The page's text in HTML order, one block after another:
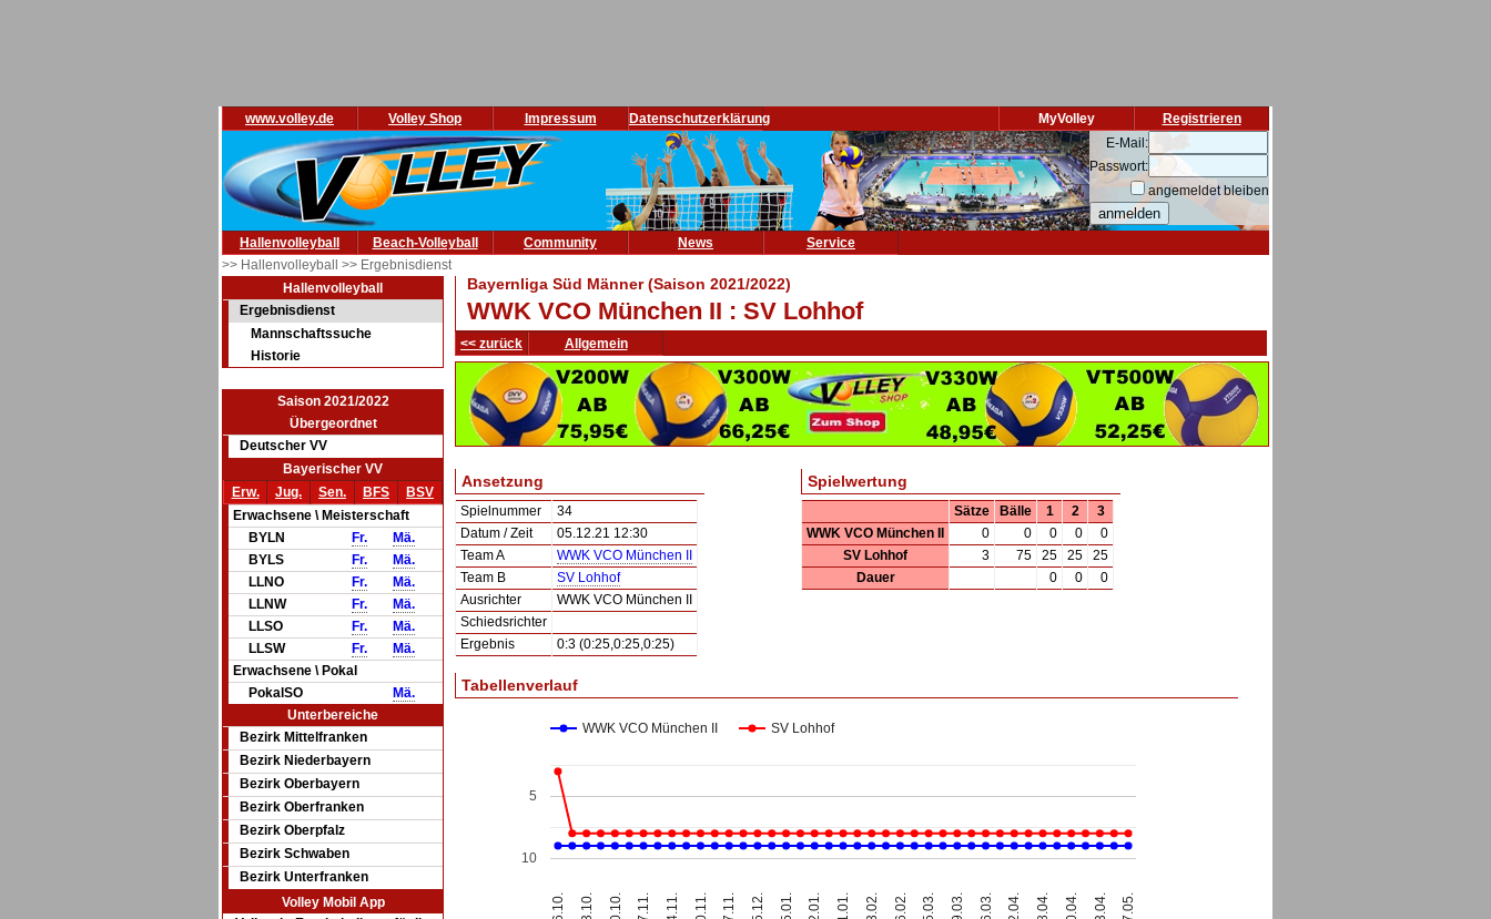
www.volley.de Volley Shop Impressum Datenschutzerklärung Registrieren
MyVolley
E-Mail:
Passwort:
angemeldet bleiben
Hallenvolleyball Beach-Volleyball Community News
Service
>> Hallenvolleyball >> Ergebnisdienst
Hallenvolleyball
Ergebnisdienst
Mannschaftssuche
Historie
Saison 2021/2022
Übergeordnet
Deutscher VV
Bayerischer VV
Erw.
Jug. Sen. BFS
BSV
Erwachsene \ Meisterschaft
BYLN
Fr.
Mä.
BYLS
Fr.
Mä.
LLNO
Fr.
Mä.
LLNW
Fr.
Mä.
LLSO
Fr.
Mä.
LLSW
Fr.
Mä.
Erwachsene \ Pokal
PokalSO
Mä.
Unterbereiche
Bezirk Mittelfranken
Bezirk Niederbayern
Bezirk Oberbayern
Bezirk Oberfranken
Bezirk Oberpfalz
Bezirk Schwaben
Bezirk Unterfranken
Volley Mobil App
Bayernliga Süd Männer (Saison 2021/2022)
WWK VCO München II : SV Lohhof
<< zurück Allgemein
Ansetzung
Spielnummer
34
Datum / Zeit
05.12.21 12:30
Team A
WWK VCO München II
Team B
SV Lohhof
Ausrichter
WWK VCO München II
Schiedsrichter
Ergebnis
0:3 (0:25,0:25,0:25)
Spielwertung
Sätze Bälle 1 2
3
WWK VCO München II
0 0 0 0
0
SV Lohhof
3 75 25 25
25
Dauer
0 0 0
Tabellenverlauf
WWK VCO München II SV Lohhof
16.10. 23.10. 30.10. 07.11. 14.11. 20.11. 27.11. 05.12. 15.01. 22.01. 31.01. 13.02. 26.02. 05.03. 19.03. 26.03. 02.04. 08.04. 10.04. 23.04. 07.05.
5
10